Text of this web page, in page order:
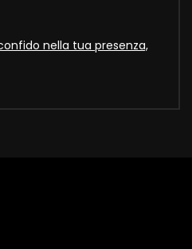
nella tua presenza,